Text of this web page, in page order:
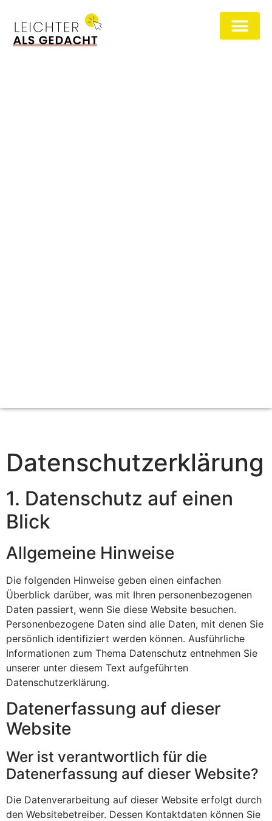
Datenschutz­erklärung
1. Datenschutz auf einen
Blick
Allgemeine Hinweise
Die folgenden Hinweise geben einen einfachen
Überblick darüber, was mit Ihren personenbezogenen
Daten passiert, wenn Sie diese Website besuchen.
Personenbezogene Daten sind alle Daten, mit denen Sie
persönlich identifiziert werden können. Ausführliche
Informationen zum Thema Datenschutz entnehmen Sie
unserer unter diesem Text aufgeführten
Datenschutzerklärung.
Datenerfassung auf dieser
Website
Wer ist verantwortlich für die
Datenerfassung auf dieser Website?
Die Datenverarbeitung auf dieser Website erfolgt durch
den Websitebetreiber. Dessen Kontaktdaten können Sie